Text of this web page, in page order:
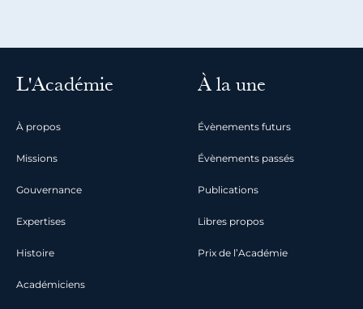
L'Académie
À propos
Missions
Gouvernance
Expertises
Histoire
Académiciens
À la une
Évènements futurs
Évènements passés
Publications
Libres propos
Prix de l’Académie